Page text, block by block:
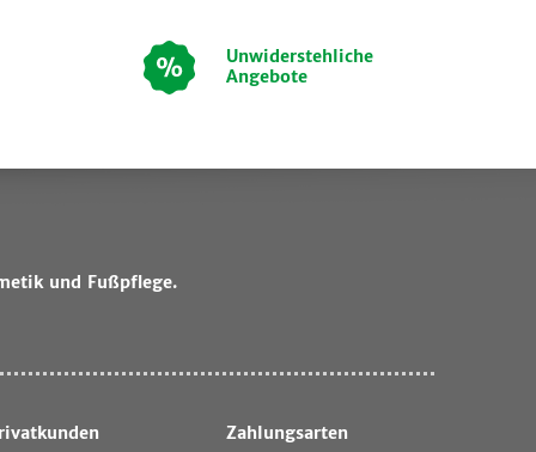
Unwiderstehliche
Angebote
und Fußpflege.
Zahlungsarten